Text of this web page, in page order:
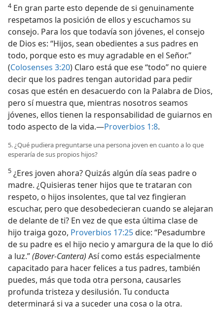
4En gran parte esto depende de si genuinamente
respetamos la posición de ellos y escuchamos su
consejo. Para los que todavía son jóvenes, el consejo
de Dios es: “Hijos, sean obedientes a sus padres en
todo, porque esto es muy agradable en el Señor.”
(Colosenses 3:20) Claro está que ese “todo” no quiere
decir que los padres tengan autoridad para pedir
cosas que estén en desacuerdo con la Palabra de Dios,
pero sí muestra que, mientras nosotros seamos
jóvenes, ellos tienen la responsabilidad de guiarnos en
todo aspecto de la vida.—Proverbios 1:8.
5. ¿Qué pudiera preguntarse una persona joven en cuanto a lo que
esperaría de sus propios hijos?
5 ¿Eres joven ahora? Quizás algún día seas padre o
madre. ¿Quisieras tener hijos que te trataran con
respeto, o hijos insolentes, que tal vez fingieran
escuchar, pero que desobedecieran cuando se alejaran
de delante de ti? En vez de que esta última clase de
hijo traiga gozo, Proverbios 17:25dice: “Pesadumbre
de su padre es el hijo necio y amargura de la que lo dió
a luz.”(Bover-Cantera) Así como estás especialmente
capacitado para hacer felices a tus padres, también
puedes, más que toda otra persona, causarles
profunda tristeza y desilusión. Tu conducta
determinará si va a suceder una cosa o la otra.